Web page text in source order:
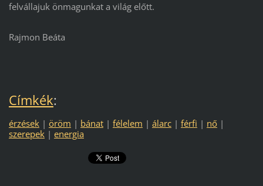
felvállajuk önmagunkat a világ előtt.
Rajmon Beáta
Címkék:
érzések | öröm | bánat | félelem | álarc | férfi | nő |
szerepek | energia